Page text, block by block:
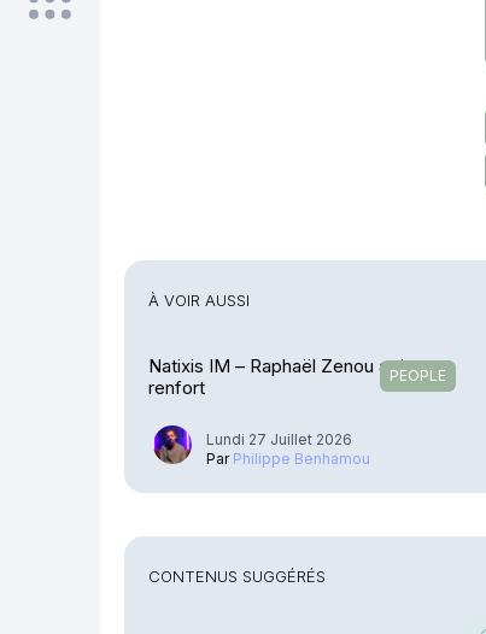
À VOIR AUSSI
PEOPLE
Natixis IM – Raphaël Zenou arrive en
renfort
Lundi 27 Juillet 2026
Par Philippe Benhamou
CONTENUS SUGGÉRÉS